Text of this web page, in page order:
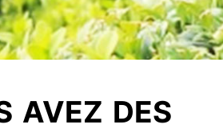
avez des